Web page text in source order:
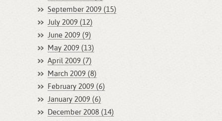
September 2009 (15)
July 2009 (12)
June 2009 (9)
May 2009 (13)
April 2009 (7)
March 2009 (8)
February 2009 (6)
January 2009 (6)
December 2008 (14)